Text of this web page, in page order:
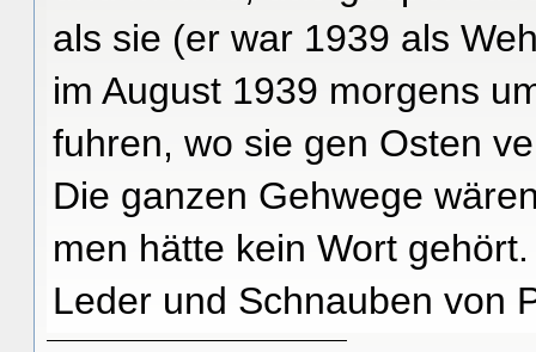
als sie (er war 1939 als
im August 1939 morgens
fuhren, wo sie gen Osten
Die ganzen Gehwege
men hätte kein Wort
Leder und Schnauben von